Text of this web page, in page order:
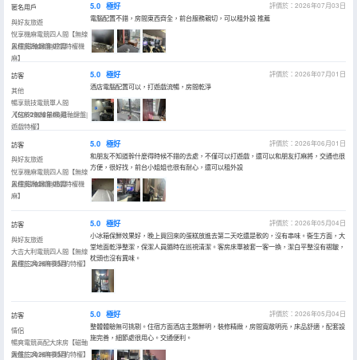
匿名用戶
與好友旅遊
悅享機麻電競四人間【無線
鼠標|磁軸鍵盤|遊戲特權機
麻】
入住於2026年07月
5.0 極好
評價於：2026年07月03日
電腦配置不錯，房間東西齊全，前台服務親切，可以租外設 推薦
訪客
其他
暢享競技電競單人間
【5060無線鼠標|磁軸鍵盤|
遊戲特權】
入住於2026年06月
5.0 極好
評價於：2026年07月01日
酒店電腦配置可以，打遊戲流暢，房間乾淨
訪客
與好友旅遊
悅享機麻電競四人間【無線
鼠標|磁軸鍵盤|遊戲特權機
麻】
入住於2026年05月
5.0 極好
評價於：2026年06月01日
和朋友不知道幹什麼得時候不錯的去處，不僅可以打遊戲，還可以和朋友打麻將，交通也很
方便，很好找，前台小姐姐也很有耐心，還可以租外設
訪客
與好友旅遊
大吉大利電競四人間【無線
鼠標|三角洲無畏契約特權】
入住於2026年05月
5.0 極好
評價於：2026年05月04日
小冰箱保鮮效果好，晚上買回來的蛋糕放進去第二天吃還是軟的，沒有串味。衞生方面，大
堂地面乾淨整潔，保潔人員隨時在巡視清潔。客房床單被套一客一換，潔白平整沒有褶皺，
枕頭也沒有異味。
訪客
情侶
暢爽電競高配大床房【磁軸
鍵盤|三角洲無畏契約特權】
入住於2026年05月
5.0 極好
評價於：2026年05月04日
整體體驗無可挑剔。住宿方面酒店主題鮮明，裝修精緻，房間寬敞明亮，床品舒適，配套設
施完善，細節處很用心。交通便利。